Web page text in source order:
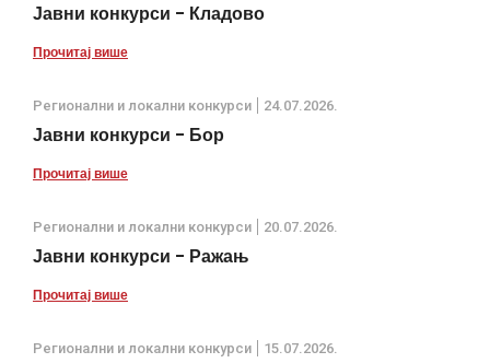
Јавни конкурси - Кладово
Прочитај више
Регионални и локални конкурси 24.07.2026.
Јавни конкурси - Бор
Прочитај више
Регионални и локални конкурси 20.07.2026.
Јавни конкурси - Ражањ
Прочитај више
Регионални и локални конкурси 15.07.2026.